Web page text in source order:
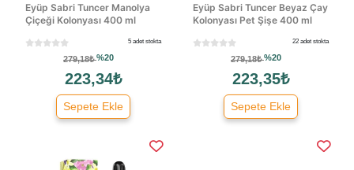
Eyüp Sabri Tuncer Manolya
Çiçeği Kolonyası 400 ml
5 adet stokta
279,18₺%20
223,34₺
Sepete Ekle
Eyüp Sabri Tuncer Beyaz Çay
Kolonyası Pet Şişe 400 ml
22 adet stokta
279,18₺%20
223,35₺
Sepete Ekle